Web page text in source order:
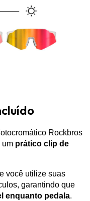
Rockbros
um prático clip de
você utilize suas
garantindo que
enquanto pedala.